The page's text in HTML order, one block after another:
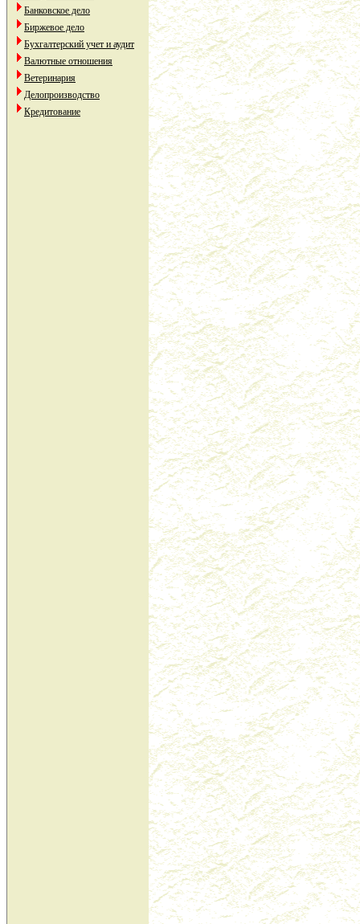
Банковское дело
Биржевое дело
Бухгалтерский учет и аудит
Валютные отношения
Ветеринария
Делопроизводство
Кредитование